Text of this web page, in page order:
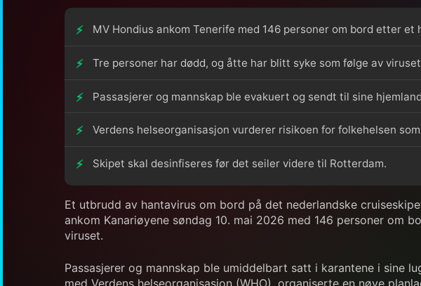
MV Hondius ankom Tenerife med 146 personer om bord etter
Tre personer har dødd, og åtte har blitt syke som følge av
Passasjerer og mannskap ble evakuert og sendt til sine
Verdens helseorganisasjon vurderer risikoen for folkehelsen som
Skipet skal desinfiseres før det seiler videre til Rotterdam.
Et utbrudd av hantavirus om bord på det nederlandske
ankom Kanariøyene søndag 10. mai 2026 med 146 personer
viruset.
Passasjerer og mannskap ble umiddelbart satt i karantene i sine
med Verdens helseorganisasjon (WHO), organiserte en nøye